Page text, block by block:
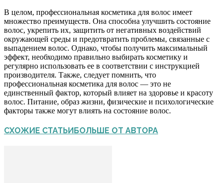
В целом, профессиональная косметика для волос имеет
множество преимуществ. Она способна улучшить состояние
волос, укрепить их, защитить от негативных воздействий
окружающей среды и предотвратить проблемы, связанные с
выпадением волос. Однако, чтобы получить максимальный
эффект, необходимо правильно выбирать косметику и
регулярно использовать ее в соответствии с инструкцией
производителя. Также, следует помнить, что
профессиональная косметика для волос — это не
единственный фактор, который влияет на здоровье и красоту
волос. Питание, образ жизни, физические и психологические
факторы также могут влиять на состояние волос.
СХОЖИЕ СТАТЬИБОЛЬШЕ ОТ АВТОРА